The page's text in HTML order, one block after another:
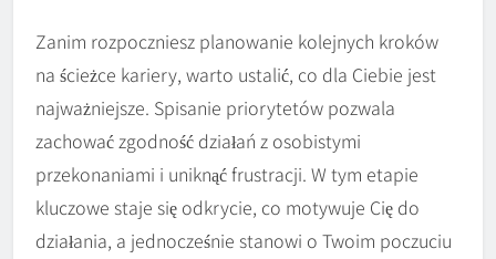
Zanim rozpoczniesz planowanie kolejnych kroków
na ścieżce kariery, warto ustalić, co dla Ciebie jest
najważniejsze. Spisanie priorytetów pozwala
zachować zgodność działań z osobistymi
przekonaniami i uniknąć frustracji. W tym etapie
kluczowe staje się odkrycie, co motywuje Cię do
działania, a jednocześnie stanowi o Twoim poczuciu